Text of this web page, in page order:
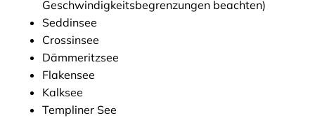
Geschwindigkeitsbegrenzungen beachten)
Seddinsee
Crossinsee
Dämmeritzsee
Flakensee
Kalksee
Templiner See